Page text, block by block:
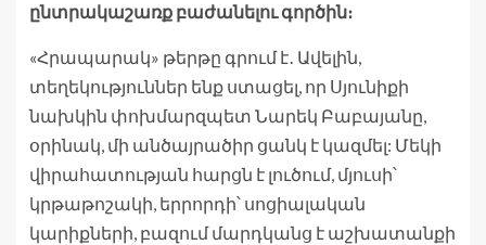
ընտրակաշառք բաժանելու գործին։
«Հրապարակ» թերթը գրում է․ Ավելին,
տեղեկություններ ենք ստացել, որ Սյունիքի
նախկին փոխմարզպետ Նարեկ Բաբայանը,
օրինակ, մի անծայրածիր ցանկ է կազմել: Մեկի
վիրահատության հարցն է լուծում, մյուսի՝
կրթաթոշակի, երրորդի՝ սոցիալական
կարիքների, բազում մարդկանց է աշխատանքի